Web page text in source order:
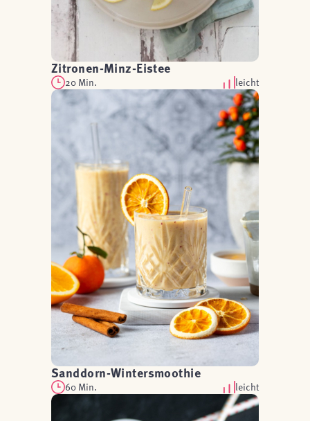
Zitronen-Minz-Eistee
20 Min. leicht
Sanddorn-Wintersmoothie
60 Min. leicht